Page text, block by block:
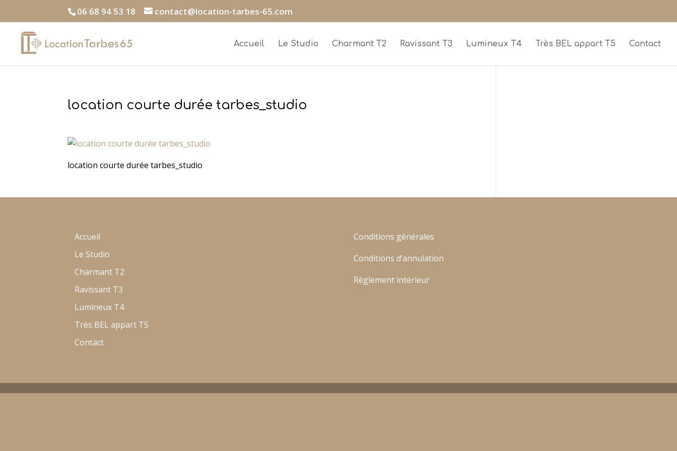
06 68 94 53 18 contact@location-tarbes-65.com
Accueil Le Studio Charmant T2 Ravissant T3 Lumineux T4 Très BEL appart T5 Contact
location courte durée tarbes_studio
location courte durée tarbes_studio
Accueil
Le Studio
Charmant T2
Ravissant T3
Lumineux T4
Très BEL appart T5
Contact
Conditions générales
Conditions d’annulation
Règlement intérieur